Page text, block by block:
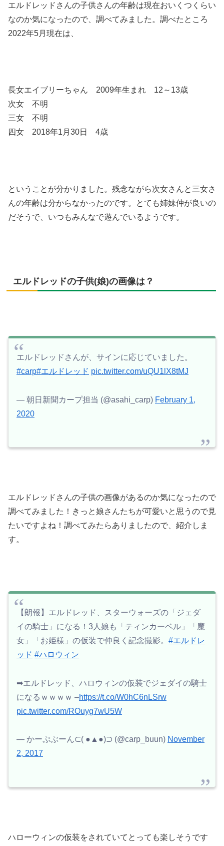
エルドレッドさんの子供さんの年齢は現在おいくつくらい
なのか気になったので、調べてみました。調べたところ
2022年5月現在は、
長女エイブリーちゃん 2009年生まれ 12～13歳
次女 不明
三女 不明
四女 2018年1月30日 4歳
ということが分かりました。残念ながら次女さんと三女さ
んの年齢は分からなかったのです。とても姉妹仲が良いの
だそうで、いつもみんなで遊んでいるようです。
エルドレッドの子供(娘)の画像は？
エルドレッドさんが、サインに応じていました。
#carp#エルドレッド pic.twitter.com/uQU1lX8tMJ
— 朝日新聞カープ担当 (@asahi_carp) February 1,
2020
エルドレッドさんの子供の画像があるのか気になったので
調べてみました！きっと娘さんたちが可愛いと思うので見
たいですよね！調べてみたらありましたので、紹介しま
す。
【朗報】エルドレッド、スターウォーズの「ジェダ
イの騎士」になる！3人娘も「ティンカーベル」「魔
女」「お姫様」の仮装で仲良く記念撮影。 #エルドレ
ッド #ハロウィン
➡エルドレッド、ハロウィンの仮装でジェダイの騎士
になるｗｗｗｗ –https://t.co/W0hC6nLSrw
pic.twitter.com/ROuyg7wU5W
— かーぷぶーん⊂( ●▲●)⊃ (@carp_buun) November
2, 2017
ハローウィンの仮装をされていてとっても楽しそうです